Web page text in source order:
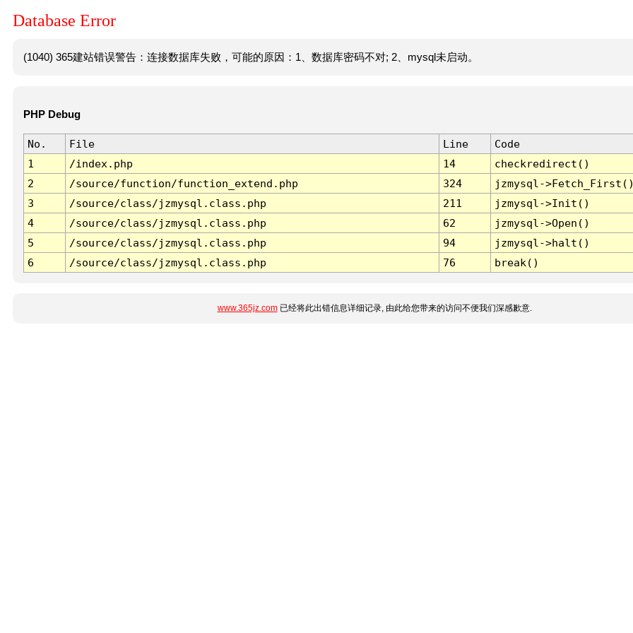
Database Error
(1040) 365建站错误警告：连接数据库失败，可能的原因：1、数据库密码不对; 2、mysql未启动。
PHP Debug
No. File Line
Code
1
/index.php 14
checkredirect()
2
/source/function/function_extend.php 324
jzmysql-
3
/source/class/jzmysql.class.php 211
jzmysql->Init()
4
/source/class/jzmysql.class.php 62
jzmysql->Open()
5
/source/class/jzmysql.class.php 94
jzmysql->halt()
6
/source/class/jzmysql.class.php 76 break()
www.365jz.com已经将此出错信息详细记录, 由此给您带来的访问不便我们深感歉意.